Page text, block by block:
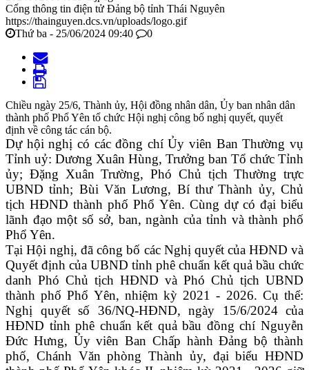
Cổng thông tin điện tử Đảng bộ tỉnh Thái Nguyên
https://thainguyen.dcs.vn/uploads/logo.gif
Thứ ba - 25/06/2024 09:40
0
Chiều ngày 25/6, Thành ủy, Hội đồng nhân dân, Ủy ban nhân dân
thành phố Phổ Yên tổ chức Hội nghị công bố nghị quyết, quyết
định về công tác cán bộ.
Dự hội nghị có các đồng chí Ủy viên Ban Thường vụ
Tỉnh uỷ: Dương Xuân Hùng, Trưởng ban Tổ chức Tỉnh
ủy; Đặng Xuân Trường, Phó Chủ tịch Thường trực
UBND tỉnh; Bùi Văn Lương, Bí thư Thành ủy, Chủ
tịch HĐND thành phố Phổ Yên. Cùng dự có đại biểu
lãnh đạo một số sở, ban, ngành của tỉnh và thành phố
Phổ Yên.
Tại Hội nghị, đã công bố các Nghị quyết của HĐND và
Quyết định của UBND tỉnh phê chuẩn kết quả bầu chức
danh Phó Chủ tịch HĐND và Phó Chủ tịch UBND
thành phố Phổ Yên, nhiệm kỳ 2021 - 2026. Cụ thể:
Nghị quyết số 36/NQ-HĐND, ngày 15/6/2024 của
HĐND tỉnh phê chuẩn kết quả bầu đồng chí Nguyễn
Đức Hưng, Ủy viên Ban Chấp hành Đảng bộ thành
phố, Chánh Văn phòng Thành ủy, đại biểu HĐND